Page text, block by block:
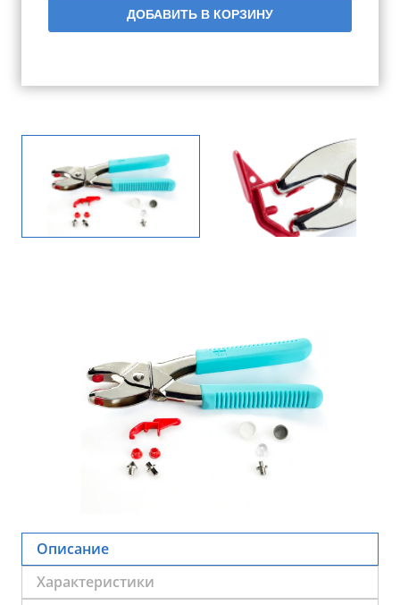
ДОБАВИТЬ В КОРЗИНУ
Описание
Характеристики